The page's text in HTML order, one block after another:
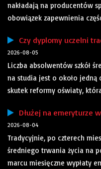
nakładają na producentów
obowiązek zapewnienia
Czy dyplomy uczelni
2026-08-05
Liczba absolwentów szkół
na studia jest o około jedną
skutek reformy oświaty,
Dłużej na emeryturze
2026-08-04
Tradycyjnie, po czterech
średniego trwania życia na
marcu miesięczne wypłaty